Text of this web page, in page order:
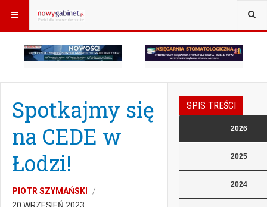
Spotkajmy się
na CEDE w
Łodzi!
PIOTR SZYMAŃSKI
SPIS TREŚCI
2026
2025
2024